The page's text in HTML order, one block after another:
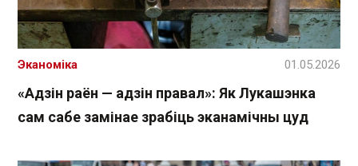
«Адзін раён — адзін правал»: Як Лукашэнка
сам сабе замінае зрабіць эканамічны цуд
Эканоміка 01.05.2026